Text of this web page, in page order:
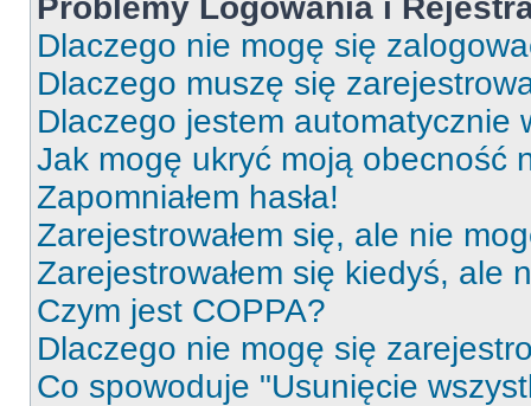
Problemy Logowania i
Dlaczego nie mogę się
Dlaczego muszę się
Dlaczego jestem automatycznie
Jak mogę ukryć moją obecność
Zapomniałem hasła!
Zarejestrowałem się, ale nie
Zarejestrowałem się kiedyś, ale
Czym jest COPPA?
Dlaczego nie mogę się
Co spowoduje "Usunięcie